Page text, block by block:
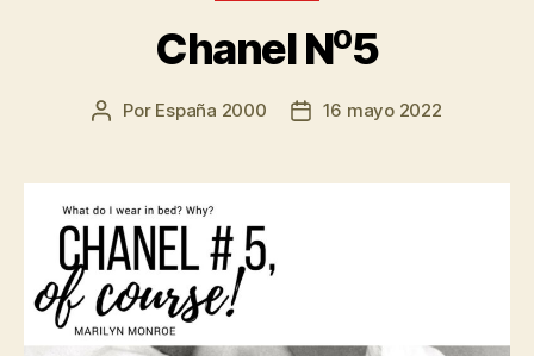
Chanel N⁰5
Por España 2000 16 mayo 2022